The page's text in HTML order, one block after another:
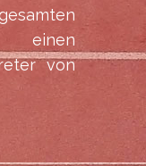
einen
von